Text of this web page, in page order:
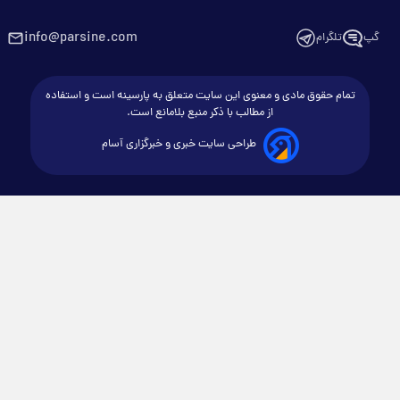
گپ تلگرام info@parsine.com
تمام حقوق مادی و معنوی این سایت متعلق به پارسینه است و استفاده
از مطالب با ذکر منبع بلامانع است.
طراحی سایت خبری و خبرگزاری آسام